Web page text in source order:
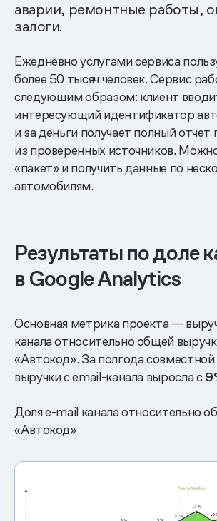
аварии, ремонтные работы,
залоги.
Ежедневно услугами сервиса
более 50 тысяч человек. Сервис
следующим образом: клиент
интересующий идентификатор
и за деньги получает полный
из проверенных источников.
«пакет» и получить данные по
автомобилям.
Результаты по доле
в Google Analytics
Основная метрика проекта —
канала относительно общей
«Автокод». За полгода
выручки с email-канала выросла с
Доля e-mail канала относительно
«Автокод»